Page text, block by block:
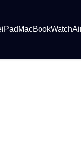
iPad MacBookWatch